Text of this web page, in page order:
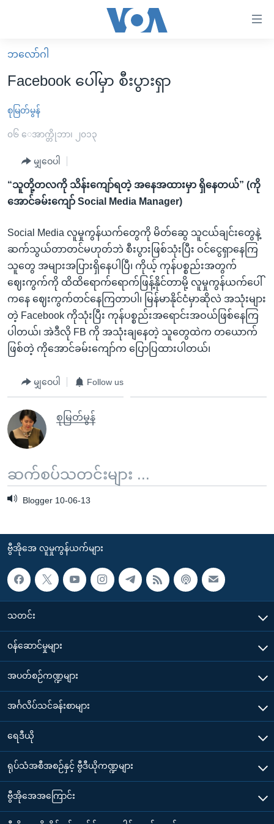
လွယ်ကူ
စေ
Link
များ
အကြောင်းအရာ
ကြည့်
ရန်
ပင်မ
အ
ညွန်း
စာမျက်နှာ
သို့
ကျော်
နေရာ
ရန်
မြန်မာ
ကမ္ဘာ့သတင်းများ
နိုင်ငံတကာ
အစ္စရေး-ပါလက်စတိုင်း
ဗွီဒီယို
အင်္ဂလိပ်စာလေ့လာမယ်
မကြေးမုံရဲ့ အင်္ဂလိပ်စာ
ရုပ်ရှင်ထဲက အင်္ဂလိပ်စာ
သုတပဒေသာ အင်္ဂလိပ်စာ
ရေဒီယို
တီဗွီ
ရေဒီယိုနှင့်ရုပ်သံ အချက်အလက်များ
ရေဒီယို/တီဗွီအစီအစဉ်
Learning English
ဗွီအိုအေ လူမှုကွန်ယက်များ
ဘာသာစကားများ
ဘလော်ဂါ
Facebook ပေါ်မှာ စီးပွားရှာ
စုမြတ်မွန်
၀၆ ေအာက္တိုဘာ၊ ၂၀၁၃
မျှဝေပါ
“သူတို့တလကို သိန်းကျော်ရတဲ့ အနေအထားမှာ ရှိနေတယ်” (ကို
အောင်ခမ်းကျော် Social Media Manager)
Social Media လူမှုကွန်ယက်တွေကို မိတ်ဆွေ သူငယ်ချင်းတွေနဲ့
ဆက်သွယ်တာတင်မဟုတ်ဘဲ စီးပွားဖြစ်သုံးပြီး ဝင်ငွေရှာနေကြ
သူတွေ အများအပြားရှိနေပါပြီ၊ ကိုယ့် ကုန်ပစ္စည်းအတွက်
ဈေးကွက်ကို ထိထိရောက်ရောက်ဖြန့်နိုင်တာမို့ လူမှုကွန်ယက်ပေါ်
ကနေ ဈေးကွက်တင်နေကြတာပါ၊ မြန်မာနိုင်ငံမှာဆိုလဲ အသုံးများ
တဲ့ Facebook ကိုသုံးပြီး ကုန်ပစ္စည်းအရောင်းအဝယ်ဖြစ်နေကြ
ပါတယ်၊ အဲဒီလို FB ကို အသုံးချနေတဲ့ သူတွေထဲက တယောက်
ဖြစ်တဲ့ ကိုအောင်ခမ်းကျော်က ပြောပြထားပါတယ်၊
မျှဝေပါ Follow us
စုမြတ်မွန်
ဆက်စပ်သတင်းများ ...
Blogger 10-06-13
ဗွီအိုအေ လူမှုကွန်ယက်များ
သတင်း
၀န်ဆောင်မှုများ
အပတ်စဉ်ကဏ္ဍများ
အင်္ဂလိပ်သင်ခန်းစာများ
ရေဒီယို
ရုပ်သံအစီအစဉ်နှင့် ဗွီဒီယိုကဏ္ဍများ
ဗွီအိုအေအကြောင်း